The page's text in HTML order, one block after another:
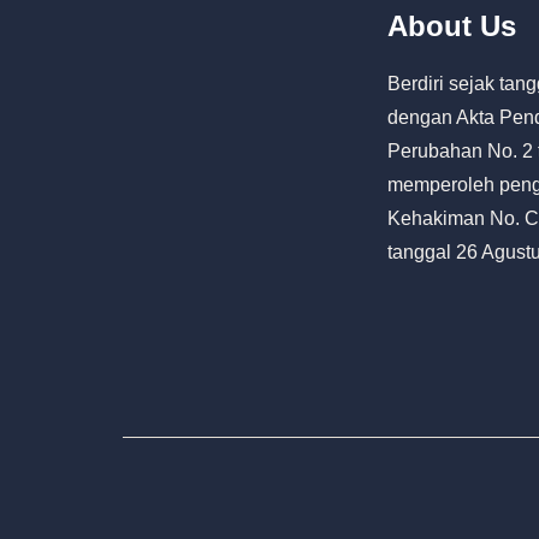
About Us
Berdiri sejak
dengan Akta
Perubahan No.
memperoleh
Kehakiman No.
tanggal 26